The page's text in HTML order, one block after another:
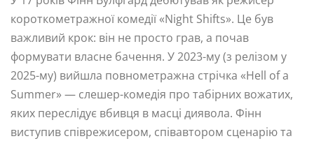
короткометражної комедії «Night Shifts». Це був
важливий крок: він не просто грав, а почав
формувати власне бачення. У 2023-му (з релізом у
2025-му) вийшла повнометражна стрічка «Hell of a
Summer» — слешер-комедія про табірних вожатих,
яких переслідує вбивця в масці диявола. Фінн
виступив співрежисером, співавтором сценарію та